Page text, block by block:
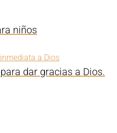
niños
dar gracias a Dios.